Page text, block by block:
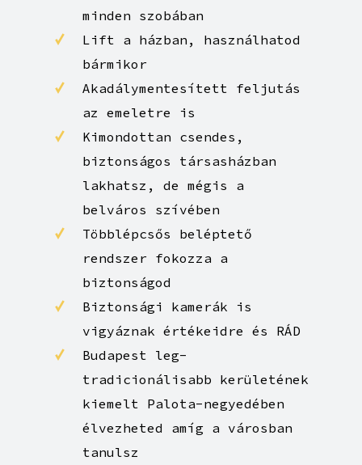
Szobák jellemzői
Prémium minőségű 3 zónás, 20
cm vastag kényelmes matracok
minden szobában
Lift a házban, használhatod
bármikor
Akadálymentesített feljutás
az emeletre is
Kimondottan csendes,
biztonságos társasházban
lakhatsz, de mégis a
belváros szívében
Többlépcsős beléptető
rendszer fokozza a
biztonságod
Biztonsági kamerák is
vigyáznak értékeidre és RÁD